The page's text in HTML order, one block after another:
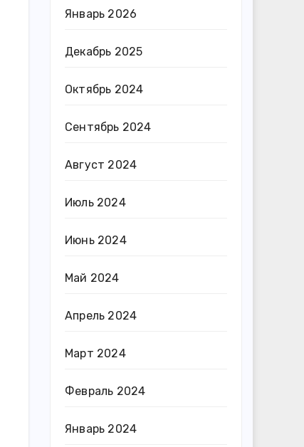
Январь 2026
Декабрь 2025
Октябрь 2024
Сентябрь 2024
Август 2024
Июль 2024
Июнь 2024
Май 2024
Апрель 2024
Март 2024
Февраль 2024
Январь 2024